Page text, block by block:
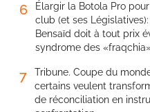
6
Élargir la Botola Pro
club (et ses
Bensaïd doit à tout prix
syndrome des
7
Tribune. Coupe du
certains veulent
de réconciliation en